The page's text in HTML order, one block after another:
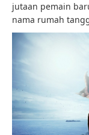
jutaan pemain
nama rumah